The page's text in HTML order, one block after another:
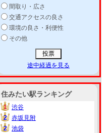
間取り・広さ
交通アクセスの良さ
環境の良さ・利便性
その他
途中経過を見る
住みたい駅ランキング
1
1
渋谷
2
2
赤坂見附
2
2
池袋